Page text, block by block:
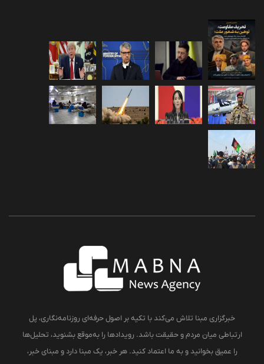
خبرگزاری مبنا تلاش می‌کند با تکیه بر اصول حرفه‌ای روزنامه‌نگاری، پل
ارتباطی میان مردم و حقیقت باشد. رویدادها را به‌موقع بشنوید، تحلیل‌ها
را عمیق بخوانید و به ما اعتماد کنید. هر خبر، یک مبنا دارد و مبنای خبر،